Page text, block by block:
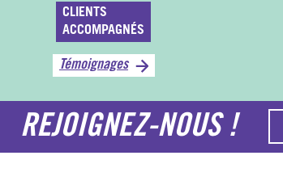
CLIENTS
ACCOMPAGNÉS
Témoignages
REJOIGNEZ-NOUS !